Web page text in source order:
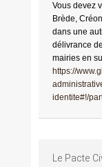
Vous devez
Brède,
dans une
délivrance
mairies en
https://
identite#!/
Le Pacte